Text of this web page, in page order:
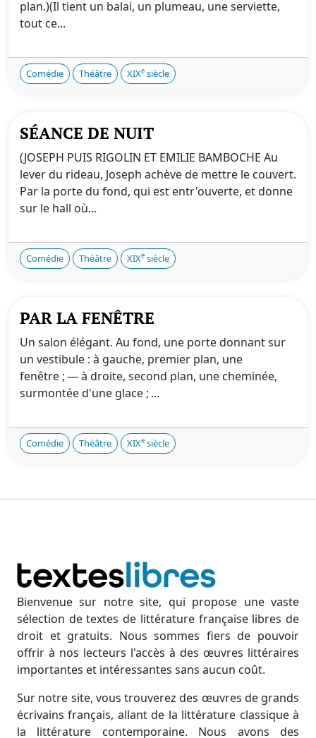
plan.)(Il tient un balai, un plumeau, une serviette,
tout ce...
Comédie Théâtre XIXe siècle
SÉANCE DE NUIT
(JOSEPH PUIS RIGOLIN ET EMILIE BAMBOCHE Au
lever du rideau, Joseph achève de mettre le couvert.
Par la porte du fond, qui est entr'ouverte, et donne
sur le hall où...
Comédie Théâtre XIXe siècle
PAR LA FENÊTRE
Un salon élégant. Au fond, une porte donnant sur
un vestibule : à gauche, premier plan, une
fenêtre ; — à droite, second plan, une cheminée,
surmontée d'une glace ; ...
Comédie Théâtre XIXe siècle
Bienvenue sur notre site, qui propose une vaste
sélection de textes de littérature française libres de
droit et gratuits. Nous sommes fiers de pouvoir
offrir à nos lecteurs l'accès à des œuvres littéraires
importantes et intéressantes sans aucun coût.
Sur notre site, vous trouverez des œuvres de grands
écrivains français, allant de la littérature classique à
la littérature contemporaine. Nous avons des